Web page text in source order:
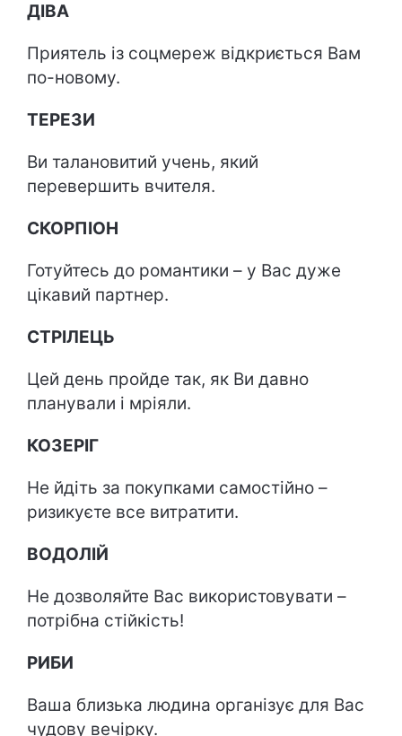
ДІВА
Приятель із соцмереж відкриється Вам
по-новому.
ТЕРЕЗИ
Ви талановитий учень, який
перевершить вчителя.
СКОРПІОН
Готуйтесь до романтики – у Вас дуже
цікавий партнер.
СТРІЛЕЦЬ
Цей день пройде так, як Ви давно
планували і мріяли.
КОЗЕРІГ
Не йдіть за покупками самостійно –
ризикуєте все витратити.
ВОДОЛІЙ
Не дозволяйте Вас використовувати –
потрібна стійкість!
РИБИ
Ваша близька людина організує для Вас
чудову вечірку.